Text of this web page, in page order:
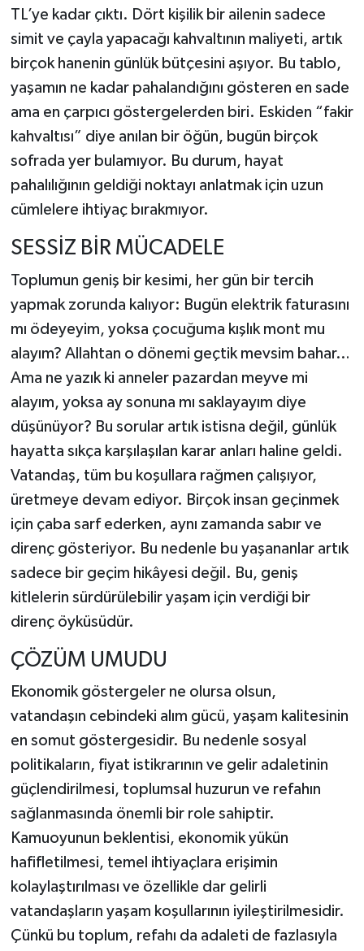
TL’ye kadar çıktı. Dört kişilik bir ailenin sadece
simit ve çayla yapacağı kahvaltının maliyeti, artık
birçok hanenin günlük bütçesini aşıyor. Bu tablo,
yaşamın ne kadar pahalandığını gösteren en sade
ama en çarpıcı göstergelerden biri. Eskiden “fakir
kahvaltısı” diye anılan bir öğün, bugün birçok
sofrada yer bulamıyor. Bu durum, hayat
pahalılığının geldiği noktayı anlatmak için uzun
cümlelere ihtiyaç bırakmıyor.
SESSİZ BİR MÜCADELE
Toplumun geniş bir kesimi, her gün bir tercih
yapmak zorunda kalıyor: Bugün elektrik faturasını
mı ödeyeyim, yoksa çocuğuma kışlık mont mu
alayım? Allahtan o dönemi geçtik mevsim bahar…
Ama ne yazık ki anneler pazardan meyve mi
alayım, yoksa ay sonuna mı saklayayım diye
düşünüyor? Bu sorular artık istisna değil, günlük
hayatta sıkça karşılaşılan karar anları haline geldi.
Vatandaş, tüm bu koşullara rağmen çalışıyor,
üretmeye devam ediyor. Birçok insan geçinmek
için çaba sarf ederken, aynı zamanda sabır ve
direnç gösteriyor. Bu nedenle bu yaşananlar artık
sadece bir geçim hikâyesi değil. Bu, geniş
kitlelerin sürdürülebilir yaşam için verdiği bir
direnç öyküsüdür.
ÇÖZÜM UMUDU
Ekonomik göstergeler ne olursa olsun,
vatandaşın cebindeki alım gücü, yaşam kalitesinin
en somut göstergesidir. Bu nedenle sosyal
politikaların, fiyat istikrarının ve gelir adaletinin
güçlendirilmesi, toplumsal huzurun ve refahın
sağlanmasında önemli bir role sahiptir.
Kamuoyunun beklentisi, ekonomik yükün
hafifletilmesi, temel ihtiyaçlara erişimin
kolaylaştırılması ve özellikle dar gelirli
vatandaşların yaşam koşullarının iyileştirilmesidir.
Çünkü bu toplum, refahı da adaleti de fazlasıyla